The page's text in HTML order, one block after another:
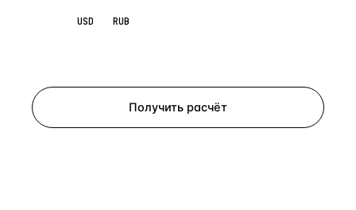
USD RUB
Получить расчёт